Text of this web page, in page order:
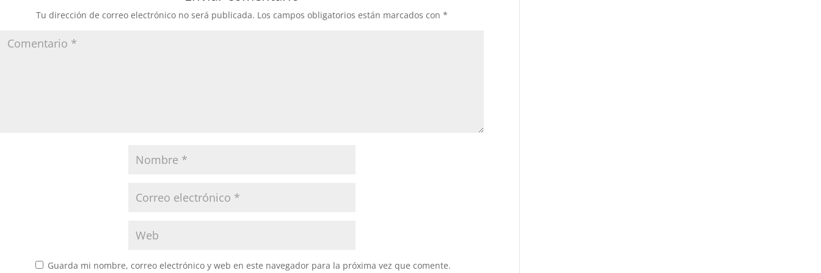
Tu dirección de correo electrónico no será publicada. Los campos obligatorios están marcados con *
Guarda mi nombre, correo electrónico y web en este navegador para la próxima vez que comente.